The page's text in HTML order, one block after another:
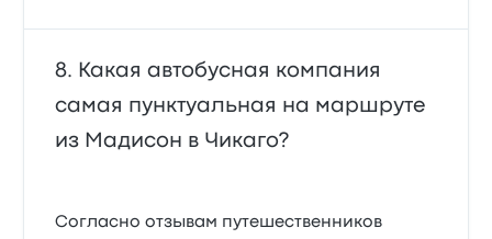
Какая автобусная компания
самая пунктуальная на маршруте
из Мадисон в Чикаго?
Согласно отзывам путешественников